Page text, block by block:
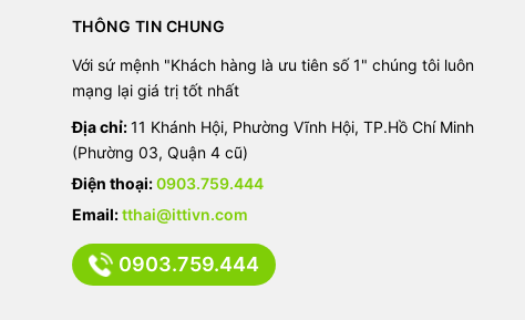
THÔNG TIN CHUNG
Với sứ mệnh "Khách hàng là ưu tiên số 1" chúng tôi luôn
mạng lại giá trị tốt nhất
Địa chỉ:11 Khánh Hội, Phường Vĩnh Hội, TP.Hồ Chí Minh
(Phường 03, Quận 4 cũ)
Điện thoại:0903.759.444
Email:tthai@ittivn.com
0903.759.444